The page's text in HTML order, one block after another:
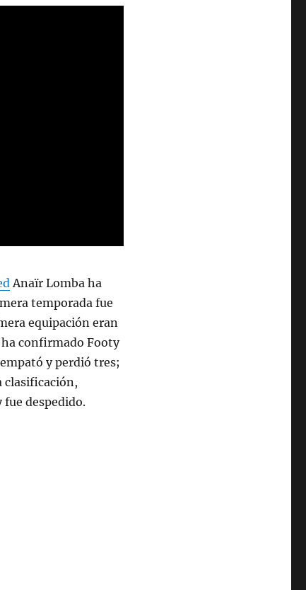
Anaïr Lomba ha
temporada fue
equipación eran
ha confirmado Footy
y perdió tres;
clasificación,
despedido.